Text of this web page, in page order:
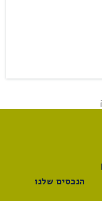
הנכסים שלנו